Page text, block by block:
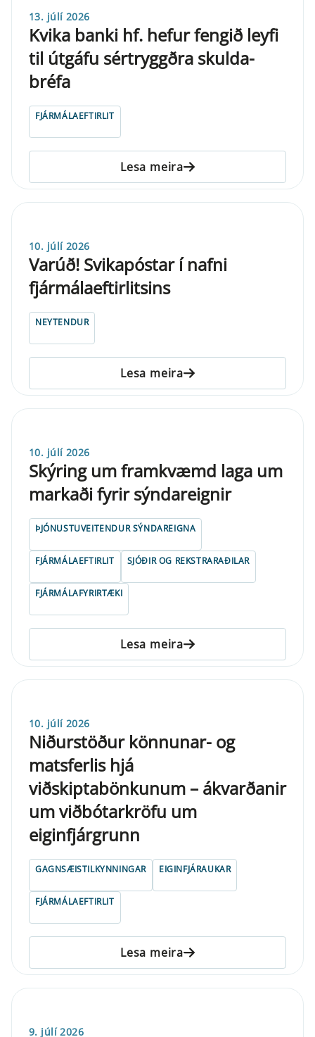
13. júlí 2026
Kvika banki hf. hefur fengið ley­fi
til út­gáfu sé­r­tryggðra skulda­
bréfa
FJÁRMÁLAEFTIRLIT
Lesa meira
10. júlí 2026
Varúð! Svikapóstar í nafni
fjármálaeftirlitsins
NEYTENDUR
Lesa meira
10. júlí 2026
Skýring um framkvæmd laga um
markaði fyrir sýndareignir
ÞJÓNUSTUVEITENDUR SÝNDAREIGNA
FJÁRMÁLAEFTIRLIT SJÓÐIR OG REKSTRARAÐILAR
FJÁRMÁLAFYRIRTÆKI
Lesa meira
10. júlí 2026
Niðurstöður könnunar- og
matsferlis hjá
viðskiptabönkunum – ákvarðanir
um viðbótarkröfu um
eiginfjárgrunn
GAGNSÆISTILKYNNINGAR EIGINFJÁRAUKAR
FJÁRMÁLAEFTIRLIT
Lesa meira
9. júlí 2026